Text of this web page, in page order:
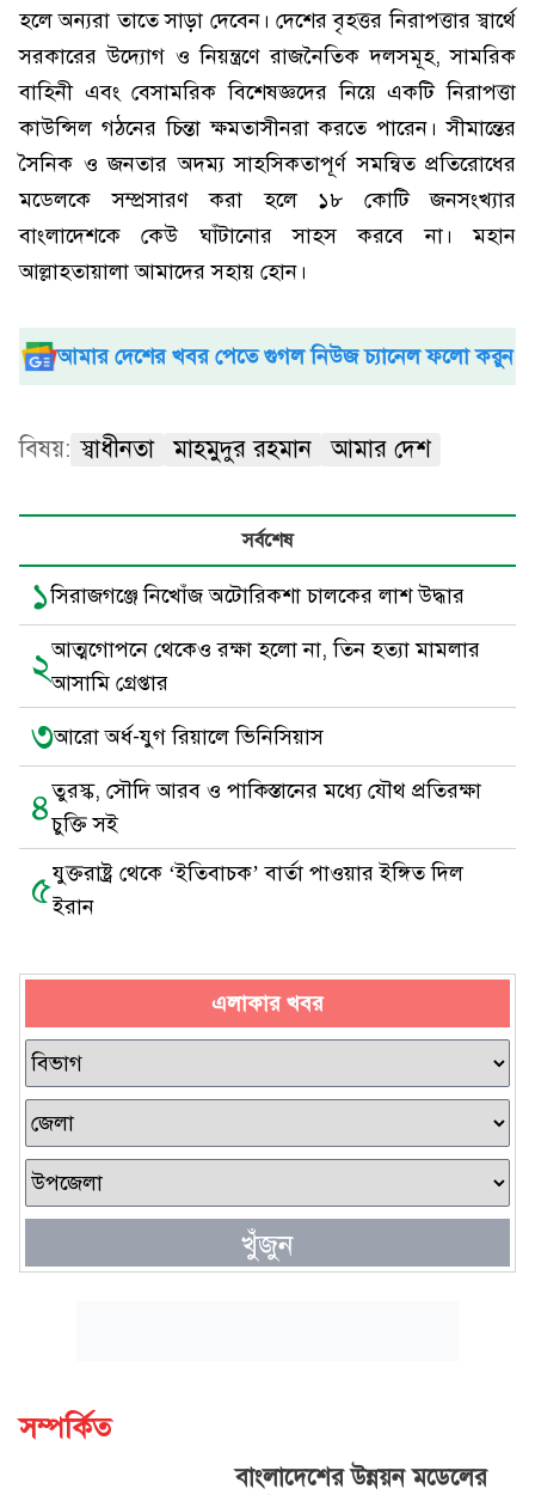
হলে অন্যরা তাতে সাড়া দেবেন। দেশের বৃহত্তর নিরাপত্তার স্বার্থে
সরকারের উদ্যোগ ও নিয়ন্ত্রণে রাজনৈতিক দলসমূহ, সামরিক
বাহিনী এবং বেসামরিক বিশেষজ্ঞদের নিয়ে একটি নিরাপত্তা
কাউন্সিল গঠনের চিন্তা ক্ষমতাসীনরা করতে পারেন। সীমান্তের
সৈনিক ও জনতার অদম্য সাহসিকতাপূর্ণ সমন্বিত প্রতিরোধের
মডেলকে সম্প্রসারণ করা হলে ১৮ কোটি জনসংখ্যার
বাংলাদেশকে কেউ ঘাঁটানোর সাহস করবে না। মহান
আল্লাহতায়ালা আমাদের সহায় হোন।
আমার দেশের খবর পেতে গুগল নিউজ চ্যানেল ফলো করুন
বিষয়: স্বাধীনতা মাহমুদুর রহমান আমার দেশ
সর্বশেষ
১সিরাজগঞ্জে নিখোঁজ অটোরিকশা চালকের লাশ উদ্ধার
২আত্মগোপনে থেকেও রক্ষা হলো না, তিন হত্যা মামলার
আসামি গ্রেপ্তার
৩আরো অর্ধ-যুগ রিয়ালে ভিনিসিয়াস
৪তুরস্ক, সৌদি আরব ও পাকিস্তানের মধ্যে যৌথ প্রতিরক্ষা
চুক্তি সই
৫যুক্তরাষ্ট্র থেকে ‘ইতিবাচক’ বার্তা পাওয়ার ইঙ্গিত দিল
ইরান
এলাকার খবর
খুঁজুন
সম্পর্কিত
বাংলাদেশের উন্নয়ন মডেলের